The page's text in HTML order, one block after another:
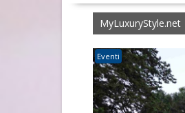
MyLuxuryStyle.net
Eventi